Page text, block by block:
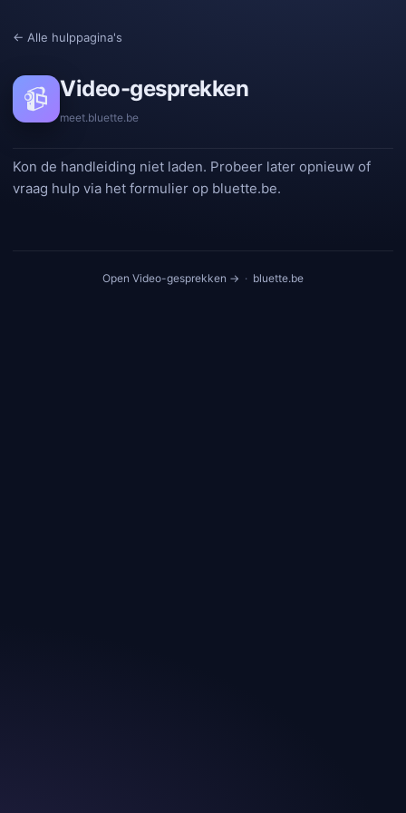
← Alle hulppagina's
📹 Video-gesprekken
meet.bluette.be
Kon de handleiding niet laden. Probeer later opnieuw of
vraag hulp via het formulier op bluette.be.
Open Video-gesprekken → · bluette.be